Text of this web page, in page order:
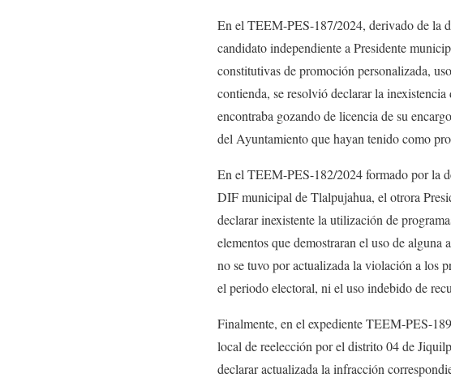
En el TEEM-PES-187/2024, derivado de la
candidato independiente a Presidente
constitutivas de promoción personalizada,
contienda, se resolvió declarar la
encontraba gozando de licencia de su
del Ayuntamiento que hayan tenido como
En el TEEM-PES-182/2024 formado por la
DIF municipal de Tlalpujahua, el otrora
declarar inexistente la utilización de
elementos que demostraran el uso de
no se tuvo por actualizada la violación a los
el periodo electoral, ni el uso indebido de
Finalmente, en el expediente TEEM-PES-
local de reelección por el distrito 04 de
declarar actualizada la infracción